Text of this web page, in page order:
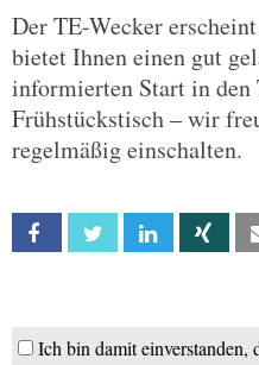
Der TE-Wecker
bietet Ihnen einen gut
informierten Start in den
Frühstückstisch – wir
regelmäßig einschalten.
Facebook Twitter Linkedin Xing
Ich bin damit einverstanden,